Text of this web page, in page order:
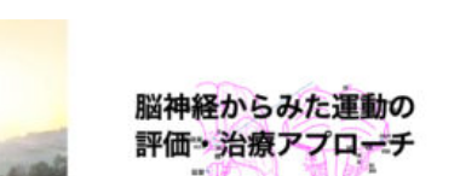
日 （火）19時15分〜20時15分（担当：松澤もな
み） 26日 （木）19時15分〜20時15 ...